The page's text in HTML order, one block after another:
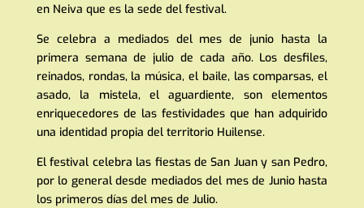
en Neiva que es la sede del festival.
Se celebra a mediados del mes de junio hasta la
primera semana de julio de cada año. Los desfiles,
reinados, rondas, la música, el baile, las comparsas, el
asado, la mistela, el aguardiente, son elementos
enriquecedores de las festividades que han adquirido
una identidad propia del territorio Huilense.
El festival celebra las fiestas de San Juan y san Pedro,
por lo general desde mediados del mes de Junio hasta
los primeros días del mes de Julio.